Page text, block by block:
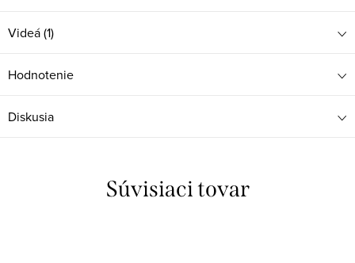
Videá (1)
Hodnotenie
Diskusia
Súvisiaci tovar